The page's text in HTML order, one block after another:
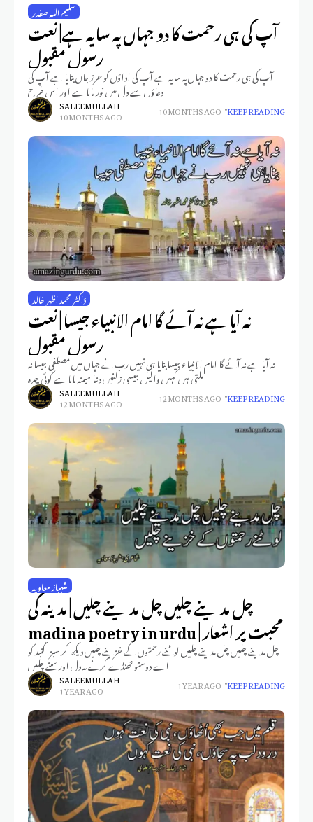
سلیم اللہ صفدر
آپ کی ہی رحمت کا دو جہاں پہ سایہ ہے| نعت
رسول مقبول
آپ کی ہی رحمت کا دو جہاں پہ سایہ ہے آپ کی اداؤں کو حرز جاں بنایا ہے آپ کی
دعاؤں سے دل میں نور پایا ہے اور اس طرح
SALEEM ULLAH
10 MONTHS AGO 10 MONTHS AGO KEEP READING
ڈاکٹر محمد اظہر خالد
نہ آیا ہے نہ آئے گا امام الانبیاء جیسا | نعت
رسول مقبول
نہ آیا ہے نہ آئے گا امام الانبیاء جیسابنایا ہی نہیں رب نے جہاں میں مصطفی جیسا نہ
ملتی ہیں کہیں والیل جیسی زلفیں دنیا میںنہ پایا ہے کوئی چہرہ
SALEEM ULLAH
12 MONTHS AGO 12 MONTHS AGO KEEP READING
شہباز معاویہ
چل مدینے چلیں چل مدینے چلیں | مدینہ کی
محبت پر اشعار | madina poetry in urdu
چل مدینے چلیں چل مدینے چلیں لوٹنے رحمتوں کے خزینے چلیں دیکھ کر سبز گنبد کو
اے دوستو ٹھنڈے کرنے یہ دل اور سینے چلیں
SALEEM ULLAH
1 YEAR AGO 1 YEAR AGO KEEP READING